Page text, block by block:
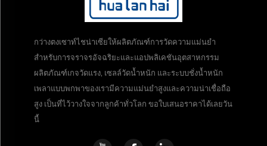
กว่างตงเซาท์ไชน่าเซียให้ผลิตภัณฑ์การวัดความแม่นยำ
สำหรับการจราจรอัจฉริยะและแอปพลิเคชันอุตสาหกรรม
ผลิตภัณฑ์เกจวัดแรง, เซลล์วัดน้ำหนัก และระบบชั่งน้ำหนัก
เพลาแบบพกพาของเรามีความแม่นยำสูงและความน่าเชื่อถือ
สูง เป็นที่ไว้วางใจจากลูกค้าทั่วโลก ขอใบเสนอราคาได้เลยวัน
นี้